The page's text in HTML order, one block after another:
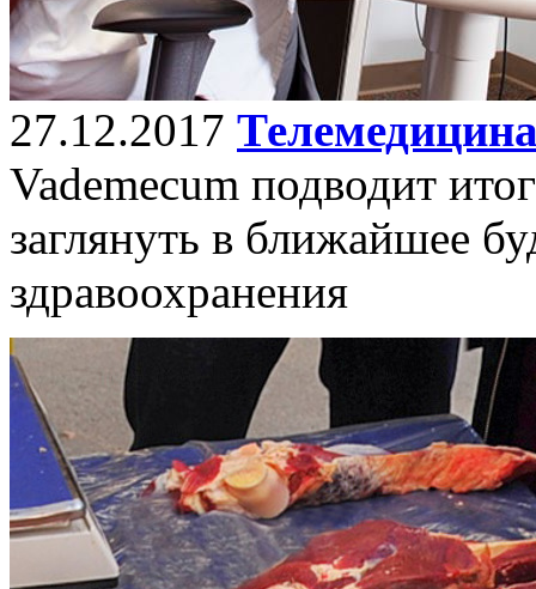
27.12.2017
Vademecum подводит
заглянуть в ближайшее
здравоохранения